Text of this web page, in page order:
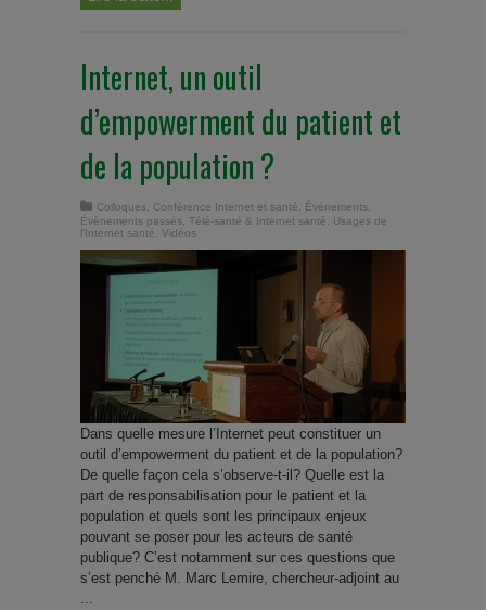
Internet, un outil
d’empowerment du patient et
de la population ?
Colloques Conférence Internet et santé Événements
Évènements passés Télé-santé & Internet santé
Usages de
l'Internet santé
Vidéos
Dans quelle mesure l’Internet peut constituer un
outil d’empowerment du patient et de la population?
De quelle façon cela s’observe-t-il? Quelle est la
part de responsabilisation pour le patient et la
population et quels sont les principaux enjeux
pouvant se poser pour les acteurs de santé
publique? C’est notamment sur ces questions que
s’est penché M. Marc Lemire, chercheur-adjoint au